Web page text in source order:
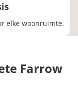
elke woonruimte.
Farrow